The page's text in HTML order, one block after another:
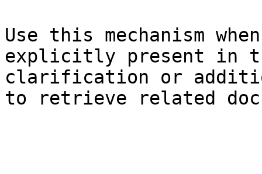
Use this mechanism
explicitly present in
clarification or